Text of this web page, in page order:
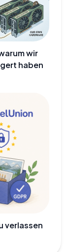
wir
haben
verlassen